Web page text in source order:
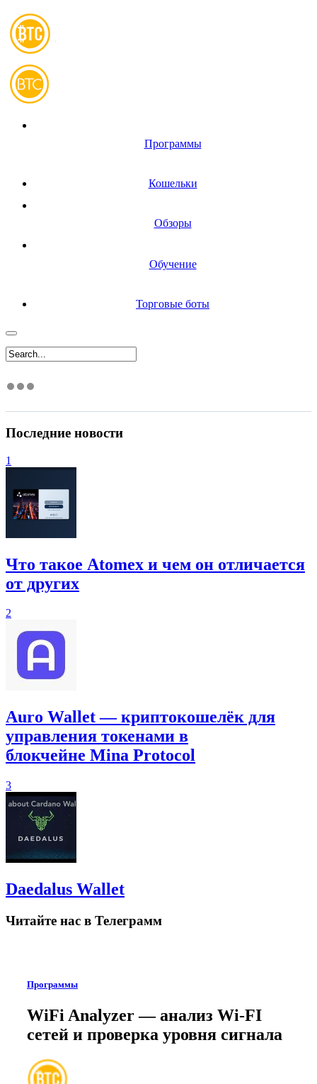
Программы
Кошельки
Обзоры
Обучение
Торговые боты
Последние новости
1
Что такое Atomex и чем он отличается
от других
2
Auro Wallet — криптокошелёк для
управления токенами в
блокчейне Mina Protocol
3
Daedalus Wallet
Читайте нас в Телеграмм
Программы
WiFi Analyzer — анализ Wi-FI
сетей и проверка уровня сигнала